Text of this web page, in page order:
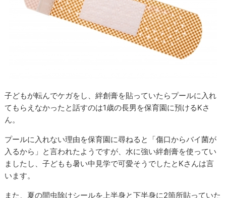
子どもが転んでケガをし、絆創膏を貼っていたらプールに入れ
てもらえなかったと話すのは1歳の長男を保育園に預けるKさ
ん。
プールに入れない理由を保育園に尋ねると「傷口からバイ菌が
入るから」と言われたようですが、水に強い絆創膏を使ってい
ましたし、子どもも暑い中見学で可愛そうでしたとKさんは言
います。
また、夏の間虫除けシールを上半身と下半身に2箇所貼っていた